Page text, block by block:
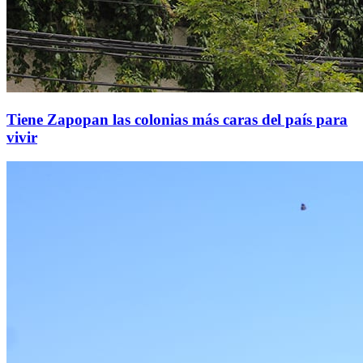
Tiene Zapopan las colonias más caras del país para
vivir